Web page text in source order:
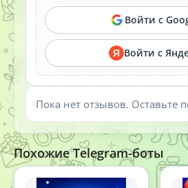
Войти с
Я Войти с
Пока нет отзывов. Оставьте
Похожие Telegram-боты